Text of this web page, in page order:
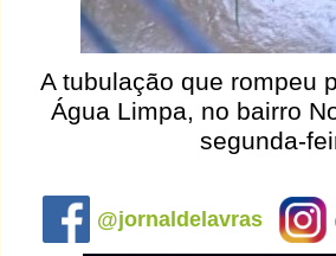
A tubulação que rompeu
Água Limpa, no bairro
segunda-
@jornaldelavras